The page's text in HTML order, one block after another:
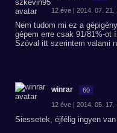
12 éve | 2014. 07. 21.
Nem tudom mi ez a
gépem erre csak 91/81%-ot
Szóval itt szerintem valami
winrar 60
12 éve | 2014. 05. 17.
Siessetek, éjfélig ingyen